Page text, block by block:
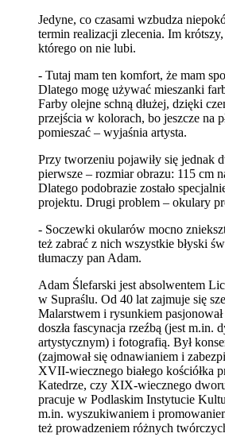
Jedyne, co czasami wzbudza
termin realizacji zlecenia. Im
którego on nie lubi.
- Tutaj mam ten komfort, że mam
Dlatego mogę używać mieszanki
Farby olejne schną dłużej, dzięki
przejścia w kolorach, bo jeszcze na
pomieszać – wyjaśnia artysta.
Przy tworzeniu pojawiły się jednak
pierwsze – rozmiar obrazu: 115 cm
Dlatego podobrazie zostało
projektu. Drugi problem – okulary
- Soczewki okularów mocno
też zabrać z nich wszystkie błyski
tłumaczy pan Adam.
Adam Ślefarski jest absolwentem
w Supraślu. Od 40 lat zajmuje się
Malarstwem i rysunkiem
doszła fascynacja rzeźbą (jest m.in.
artystycznym) i fotografią. Był
(zajmował się odnawianiem i
XVII-wiecznego białego kościółka
Katedrze, czy XIX-wiecznego
pracuje w Podlaskim Instytucie
m.in. wyszukiwaniem i
też prowadzeniem różnych